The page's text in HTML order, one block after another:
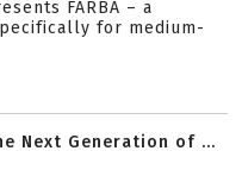
FARBA – a
for medium-
Next Generation of ...